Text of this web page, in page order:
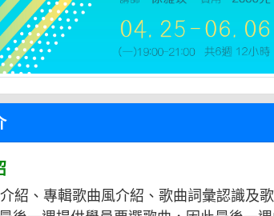
紹、專輯歌曲風介紹、歌曲詞彙認識及